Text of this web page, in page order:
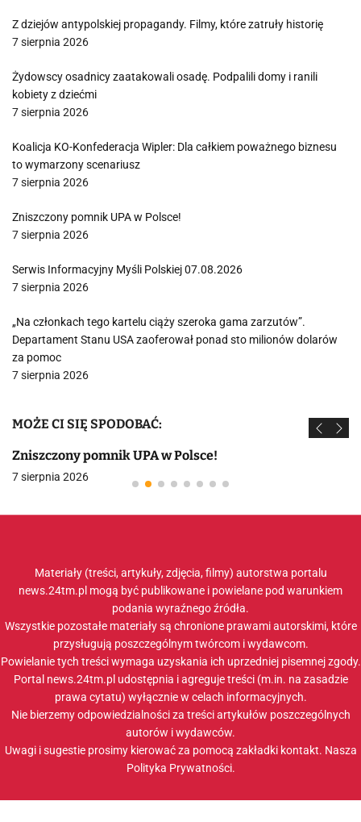
Z dziejów antypolskiej propagandy. Filmy, które zatruły historię
7 sierpnia 2026
Żydowscy osadnicy zaatakowali osadę. Podpalili domy i ranili
kobiety z dziećmi
7 sierpnia 2026
Koalicja KO-Konfederacja Wipler: Dla całkiem poważnego biznesu
to wymarzony scenariusz
7 sierpnia 2026
Zniszczony pomnik UPA w Polsce!
7 sierpnia 2026
Serwis Informacyjny Myśli Polskiej 07.08.2026
7 sierpnia 2026
„Na członkach tego kartelu ciąży szeroka gama zarzutów”.
Departament Stanu USA zaoferował ponad sto milionów dolarów
za pomoc
7 sierpnia 2026
MOŻE CI SIĘ SPODOBAĆ:
Zniszczony pomnik UPA w Polsce!
7 sierpnia 2026
Materiały (treści, artykuły, zdjęcia, filmy) autorstwa portalu
news.24tm.pl mogą być publikowane i powielane pod warunkiem
podania wyraźnego źródła.
Wszystkie pozostałe materiały są chronione prawami autorskimi, które
przysługują poszczególnym twórcom i wydawcom.
Powielanie tych treści wymaga uzyskania ich uprzedniej pisemnej zgody.
Portal news.24tm.pl udostępnia i agreguje treści (m.in. na zasadzie
prawa cytatu) wyłącznie w celach informacyjnych.
Nie bierzemy odpowiedzialności za treści artykułów poszczególnych
autorów i wydawców.
Uwagi i sugestie prosimy kierować za pomocą zakładki kontakt. Nasza
Polityka Prywatności.